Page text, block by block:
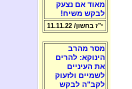
מאוד אם נצעק
לבקש משיח!
י"ז בחשון/ 11.11.22
מסר מהרב
הינוקא: להרים
את העיניים
לשמיים ולזעוק
לקב"ה לבקש